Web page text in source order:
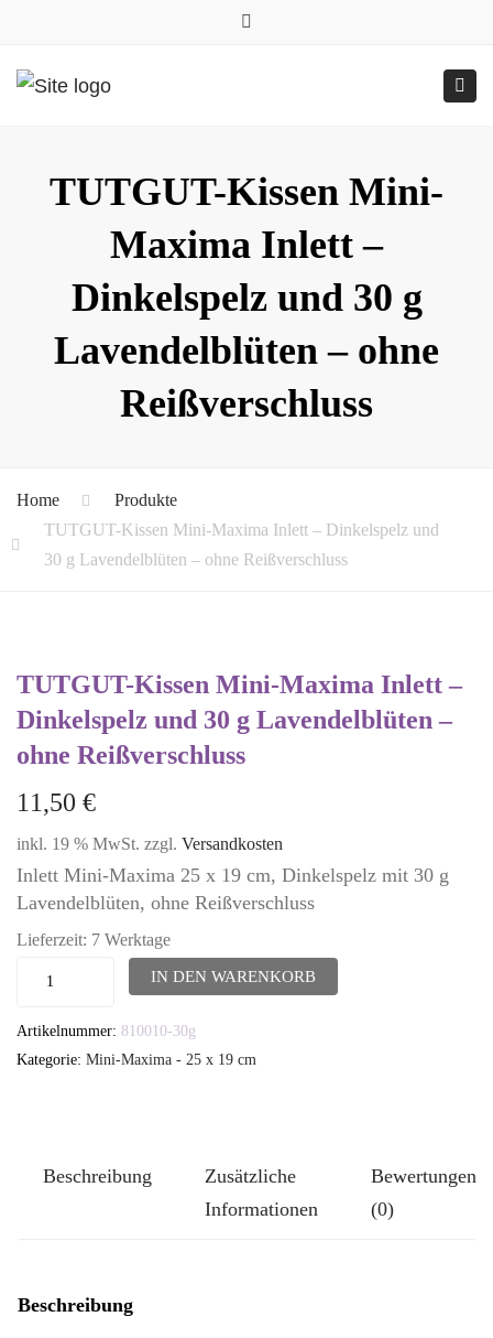
0157.77545786
Submit
TUTGUT-Kissen Mini-
Maxima Inlett –
Dinkelspelz und 30 g
Lavendelblüten – ohne
Reißverschluss
Home
Produkte
TUTGUT-Kissen Mini-Maxima Inlett – Dinkelspelz und
30 g Lavendelblüten – ohne Reißverschluss
TUTGUT-Kissen Mini-Maxima Inlett –
Dinkelspelz und 30 g Lavendelblüten –
ohne Reißverschluss
11,50 €
inkl. 19 % MwSt. zzgl. Versandkosten
Inlett Mini-Maxima 25 x 19 cm, Dinkelspelz mit 30 g
Lavendelblüten, ohne Reißverschluss
Lieferzeit: 7 Werktage
TUTGUT-
Mini-
Maxima
Dinkelspelz
Lavendelblüten
IN DEN WARENKORB
Artikelnummer: 810010-30g
Kategorie: Mini-Maxima - 25 x 19 cm
Beschreibung
Zusätzliche
Informationen
Bewertungen
(0)
Beschreibung